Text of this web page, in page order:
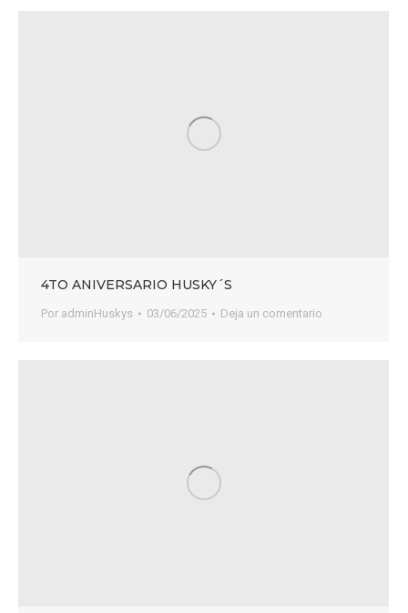
4TO ANIVERSARIO HUSKY´S
Por adminHuskys 03/06/2025 Deja un comentario